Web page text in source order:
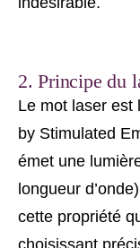
2. Principe du
Le mot laser est
by Stimulated
émet une
longueur
cette propriété